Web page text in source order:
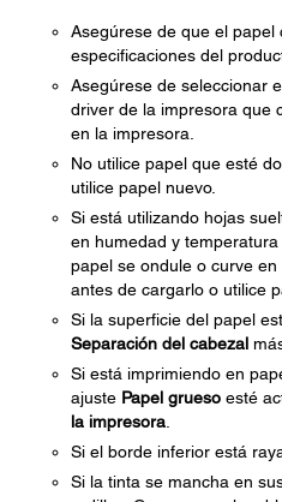
Asegúrese de que el papel
especificaciones del
Asegúrese de seleccionar
driver de la impresora que
en la impresora.
No utilice papel que esté
utilice papel nuevo.
Si está utilizando hojas
en humedad y
papel se ondule o curve
antes de cargarlo o utilice
Si la superficie del papel
Separación del cabezal
Si está imprimiendo en
ajuste Papel grueso esté
la impresora
Si el borde inferior está
Si la tinta se mancha en